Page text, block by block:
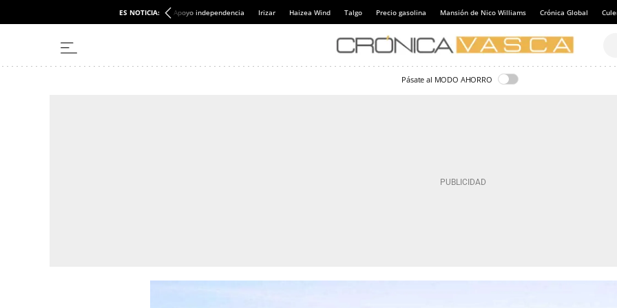
ES NOTICIA: Apoyo independencia Irizar Haizea Wind Talgo Precio gasolina Mansión de Nico Williams Crónica Global
Pásate al MODO AHORRO